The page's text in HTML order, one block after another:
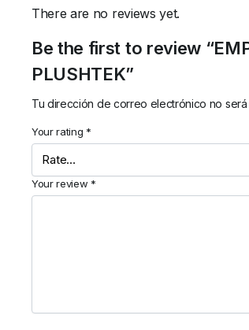
There are no reviews yet.
Be the first to review
PLUSHTEK”
Tu dirección de correo electrónico no será
Your rating *
Your review *